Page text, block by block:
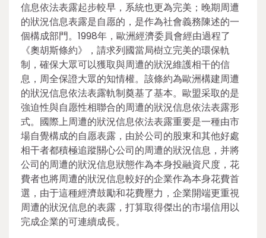
信息依法表露起步較早，系統也更為完美；晚期周遭
的狀況信息表露是自愿的，是作為社會義務陳述的一
個構成部門。1998年，歐洲經濟委員會經由過程了
《奧胡斯條約》，請求列國當局樹立完美的環保軌
制，確保大眾可以獲取與周遭的狀況維護相干的信
息，周全保證大眾的知情權。該條約為歐洲構建周遭
的狀況信息依法表露軌制奠基了基本。歐盟采取的是
強迫性與自愿性相聯合的周遭的狀況信息依法表露形
式。國際上周遭的狀況信息依法表露重要是一種由市
場自覺構成的自愿表露，由於公司的股東和其他好處
相干者都積極追蹤關心公司的周遭的狀況信息，并將
公司的周遭的狀況信息狀態作為本身投融資尺度，花
費者也將周遭的狀況信息較好的企業作為本身花費首
選，由于這種經濟鼓勵和花費壓力，企業開端更重視
周遭的狀況信息的表露，打算取得傑出的市場信用以
完成企業的可連續成長。